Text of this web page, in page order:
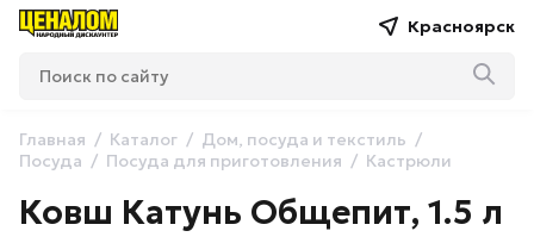
Красноярск
Главная Каталог
Дом, посуда и текстиль
Посуда
Посуда для приготовления Кастрюли
Ковш Катунь Общепит, 1.5 л